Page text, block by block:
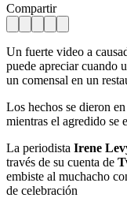
Compartir
Un fuerte video a
puede apreciar cuando
un comensal en un
Los hechos se dieron
mientras el agredido se
La periodista Irene
través de su cuenta de
embiste al muchacho
de celebración